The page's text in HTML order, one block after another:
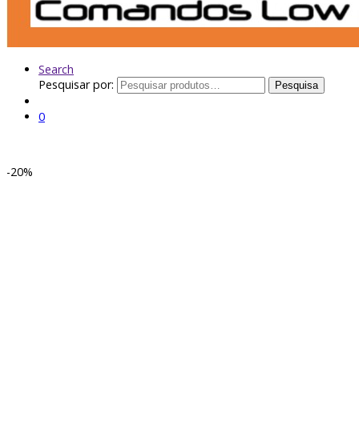
Search
Pesquisar por:
Pesquisa
0
-20%